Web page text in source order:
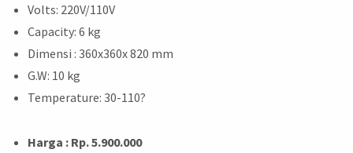
Volts: 220V/110V
Capacity: 6 kg
Dimensi : 360x360x 820 mm
G.W: 10 kg
Temperature: 30-110?
Harga : Rp. 5.900.000